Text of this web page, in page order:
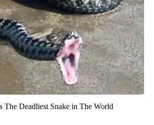
The Deadliest Snake in The World